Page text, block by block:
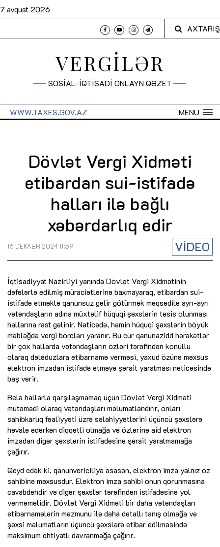
7 avqust 2026
AXTARIŞ
VERGİLƏR
SOSİAL-İQTİSADİ ONLAYN QƏZET
MENU
WWW.TAXES.GOV.AZ
Dövlət Vergi Xidməti
etibardan sui-istifadə
halları ilə bağlı
xəbərdarlıq edir
VİDEO
16 DEKABR 2024 11:59
İqtisadiyyat Nazirliyi yanında Dövlət Vergi Xidmətinin
dəfələrlə edilmiş müraciətlərinə baxmayaraq, etibardan sui-
istifadə etməklə qanunsuz gəlir götürmək məqsədilə ayrı-ayrı
vətəndaşların adına müxtəlif hüquqi şəxslərin təsis olunması
hallarına rast gəlinir. Nəticədə, həmin hüquqi şəxslərin böyük
məbləğdə vergi borcları yaranır. Bu cür qanunazidd hərəkətlər
bir çox hallarda vətəndaşların özləri tərəfindən könüllü
olaraq dələduzlara etibarnamə verməsi, yaxud özünə məxsus
elektron imzadan istifadə etməyə şərait yaratması nəticəsində
baş verir.
Belə hallarla qarşılaşmamaq üçün Dövlət Vergi Xidməti
mütəmadi olaraq vətəndaşları məlumatlandırır, onları
sahibkarlıq fəaliyyəti üzrə səlahiyyətlərini üçüncü şəxslərə
həvalə edərkən diqqətli olmağa və özlərinə aid elektron
imzadan digər şəxslərin istifadəsinə şərait yaratmamağa
çağırır.
Qeyd edək ki, qanunvericiliyə əsasən, elektron imza yalnız öz
sahibinə məxsusdur. Elektron imza sahibi onun qorunmasına
cavabdehdir və digər şəxslər tərəfindən istifadəsinə yol
verməməlidir. Dövlət Vergi Xidməti bir daha vətəndaşları
etibarnamələrin məzmunu ilə daha detallı tanış olmağa və
şəxsi məlumatların üçüncü şəxslərə etibar edilməsində
maksimum ehtiyatlı davranmağa çağırır.